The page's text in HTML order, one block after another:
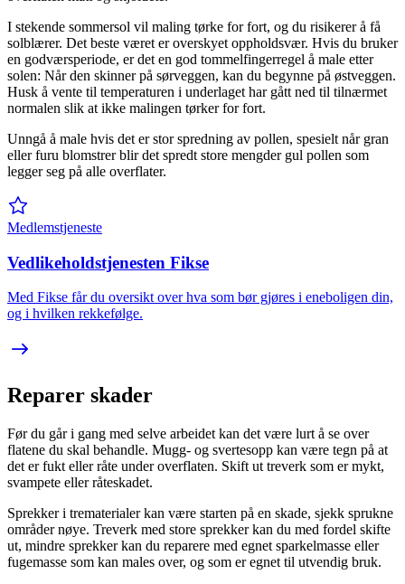
I stekende sommersol vil maling tørke for fort, og du risikerer å få
solblærer. Det beste været er overskyet oppholdsvær. Hvis du bruker
en godværsperiode, er det en god tommelfingerregel å male etter
solen: Når den skinner på sørveggen, kan du begynne på østveggen.
Husk å vente til temperaturen i underlaget har gått ned til tilnærmet
normalen slik at ikke malingen tørker for fort.
Unngå å male hvis det er stor spredning av pollen, spesielt når gran
eller furu blomstrer blir det spredt store mengder gul pollen som
legger seg på alle overflater.
Medlemstjeneste
Vedlikeholdstjenesten Fikse
Med Fikse får du oversikt over hva som bør gjøres i eneboligen din,
og i hvilken rekkefølge.
Reparer skader
Før du går i gang med selve arbeidet kan det være lurt å se over
flatene du skal behandle. Mugg- og svertesopp kan være tegn på at
det er fukt eller råte under overflaten. Skift ut treverk som er mykt,
svampete eller råteskadet.
Sprekker i trematerialer kan være starten på en skade, sjekk sprukne
områder nøye. Treverk med store sprekker kan du med fordel skifte
ut, mindre sprekker kan du reparere med egnet sparkelmasse eller
fugemasse som kan males over, og som er egnet til utvendig bruk.